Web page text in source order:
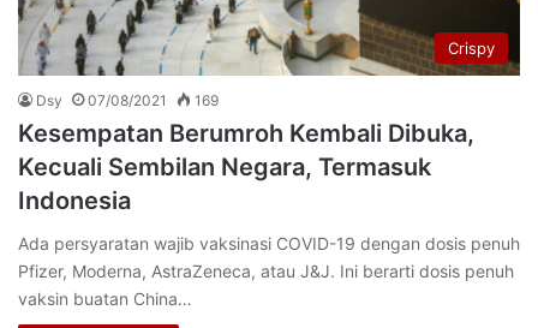
Crispy
Dsy 07/08/2021 169
Kesempatan Berumroh Kembali Dibuka,
Kecuali Sembilan Negara, Termasuk
Indonesia
Ada persyaratan wajib vaksinasi COVID-19 dengan dosis penuh
Pfizer, Moderna, AstraZeneca, atau J&J. Ini berarti dosis penuh
vaksin buatan China…